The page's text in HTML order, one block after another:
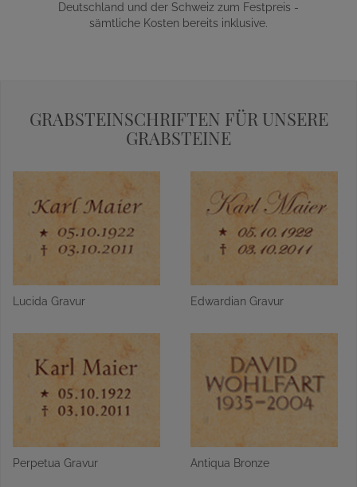
Deutschland und der Schweiz zum Festpreis -
sämtliche Kosten bereits inklusive.
GRABSTEINSCHRIFTEN FÜR UNSERE
GRABSTEINE
Lucida Gravur Edwardian Gravur
Perpetua Gravur Antiqua Bronze